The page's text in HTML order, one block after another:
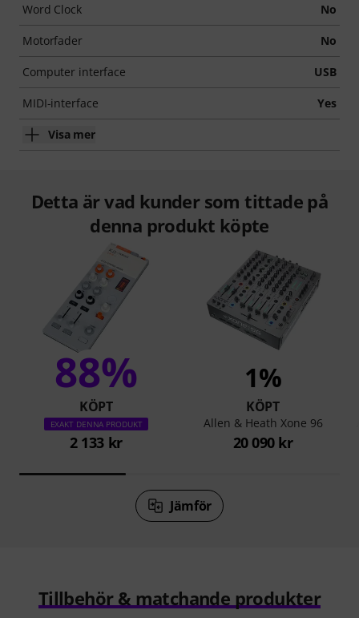
Word Clock No
Motorfader No
Computer interface USB
MIDI-interface Yes
Visa mer
Detta är vad kunder som tittade på
denna produkt köpte
88%
KÖPT
EXAKT DENNA PRODUKT
2 133 kr
1%
KÖPT
Allen & Heath Xone 96
20 090 kr
Jämför
Tillbehör & matchande produkter